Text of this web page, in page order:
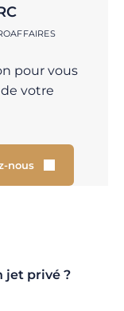
pour vous
votre
nous
jet privé ?